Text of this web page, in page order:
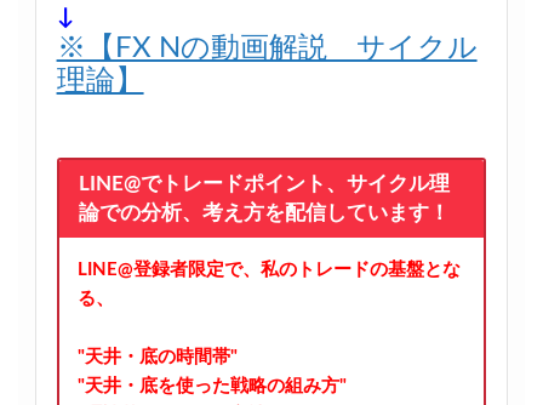
↓
※【FX Nの動画解説 サイクル
理論】
LINE@でトレードポイント、サイクル理
論での分析、考え方を配信しています！
LINE@登録者限定で、私のトレードの基盤とな
る、
"天井・底の時間帯"
"天井・底を使った戦略の組み方"